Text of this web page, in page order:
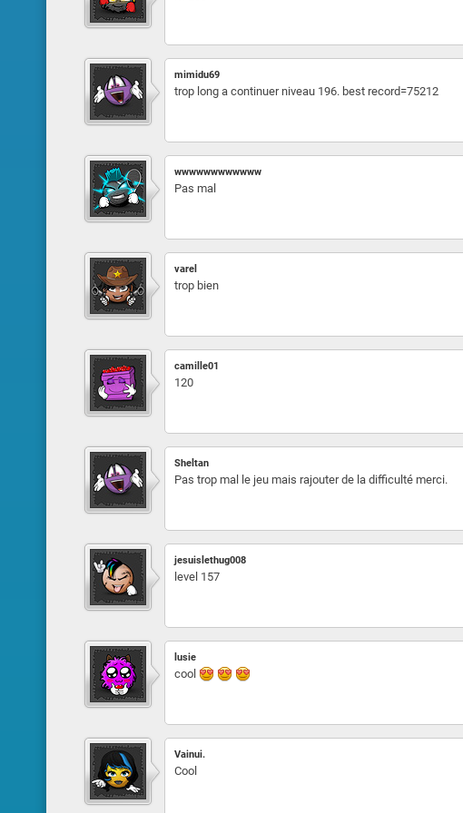
mimidu69
trop long a continuer niveau 196. best record=75212
wwwwwwwwwwww
Pas mal
varel
trop bien
camille01
120
Sheltan
Pas trop mal le jeu mais rajouter de la difficulté merci.
jesuislethug008
level 157
lusie
cool
Vainui.
Cool